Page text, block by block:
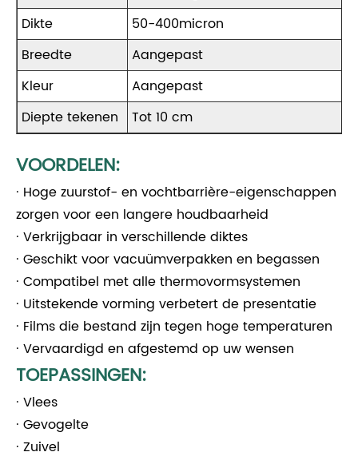
Dikte
50-400micron
Breedte
Aangepast
Kleur
Aangepast
Diepte tekenen
Tot 10 cm
VOORDELEN:
· Hoge zuurstof- en vochtbarrière-eigenschappen
zorgen voor een langere houdbaarheid
· Verkrijgbaar in verschillende diktes
· Geschikt voor vacuümverpakken en begassen
· Compatibel met alle thermovormsystemen
· Uitstekende vorming verbetert de presentatie
· Films die bestand zijn tegen hoge temperaturen
· Vervaardigd en afgestemd op uw wensen
TOEPASSINGEN:
· Vlees
· Gevogelte
· Zuivel